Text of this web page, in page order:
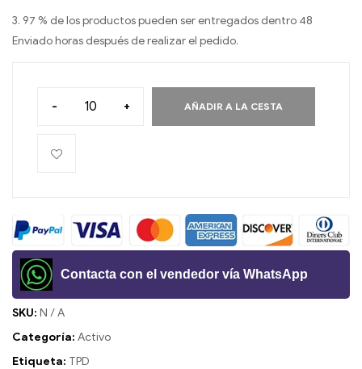
3. 97 % de los productos pueden ser entregados dentro 48
Enviado horas después de realizar el pedido.
- + AÑADIR A LA CESTA
Contacta con el vendedor vía WhatsApp
SKU: N / A
Categoría: Activo
Etiqueta: TPD